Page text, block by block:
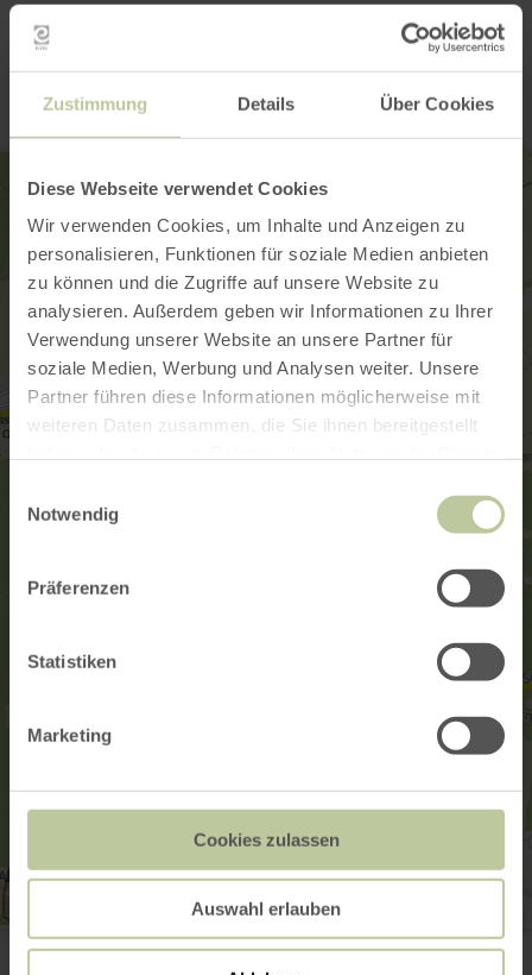
Zustimmung Details Über Cookies
Diese Webseite verwendet Cookies
Wir verwenden Cookies, um Inhalte und Anzeigen zu
personalisieren, Funktionen für soziale Medien anbieten
zu können und die Zugriffe auf unsere Website zu
analysieren. Außerdem geben wir Informationen zu Ihrer
Verwendung unserer Website an unsere Partner für
soziale Medien, Werbung und Analysen weiter. Unsere
Partner führen diese Informationen möglicherweise mit
weiteren Daten zusammen, die Sie ihnen bereitgestellt
Notwendig
Präferenzen
Statistiken
Marketing
Cookies zulassen
Auswahl erlauben
Contact
Mühlsteinhöhlen Hohenfels Essingen
Wanderparkplatz an den Mühlsteinhöhlen